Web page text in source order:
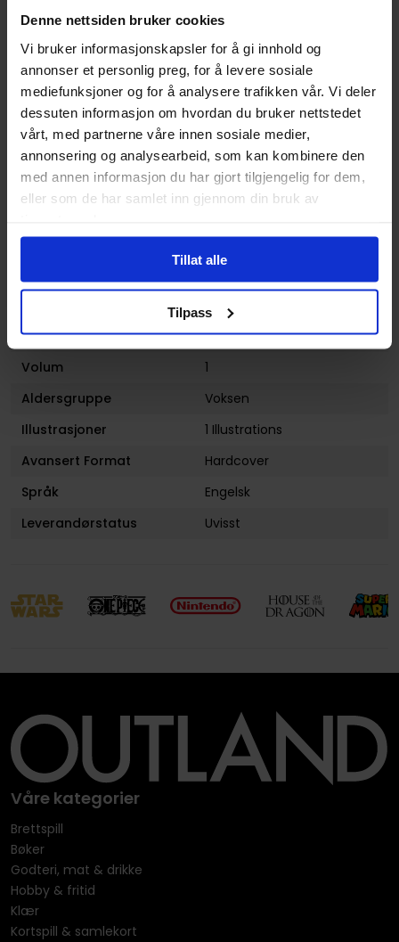
Denne nettsiden bruker cookies
Vi bruker informasjonskapsler for å gi innhold og
annonser et personlig preg, for å levere sosiale
mediefunksjoner og for å analysere trafikken vår. Vi deler
dessuten informasjon om hvordan du bruker nettstedet
vårt, med partnerne våre innen sosiale medier,
annonsering og analysearbeid, som kan kombinere den
med annen informasjon du har gjort tilgjengelig for dem,
eller som de har samlet inn gjennom din bruk av
Tillat alle
Tilpass
Opprinnelsesland :
USA
Format
Hardcover
Serie
The Dark Tower (Graphic
Novels)
Forfattere
Jae Lee,Peter David
Stephen King
Sjanger
Superhelt
240
Utgiver
Marvel Comics
(dd.mm.yyyy)
30.12.2016
Volum
1
Aldersgruppe
Voksen
Illustrasjoner
1 Illustrations
Avansert Format
Hardcover
Språk
Engelsk
Leverandørstatus
Uvisst
Våre kategorier
Brettspill
Bøker
Godteri, mat & drikke
Hobby & fritid
Klær
Kortspill & samlekort